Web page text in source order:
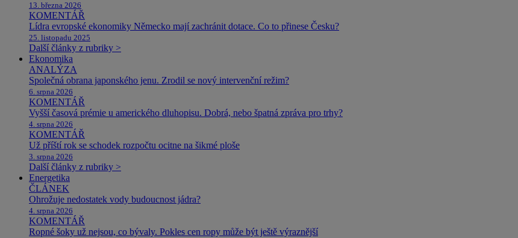
13. března 2026
KOMENTÁŘ
Lídra evropské ekonomiky Německo mají zachránit dotace. Co to přinese Česku?
25. listopadu 2025
Další články z rubriky >
Ekonomika
ANALÝZA
Společná obrana japonského jenu. Zrodil se nový intervenční režim?
6. srpna 2026
KOMENTÁŘ
Vyšší časová prémie u amerického dluhopisu. Dobrá, nebo špatná zpráva pro trhy?
4. srpna 2026
KOMENTÁŘ
Už příští rok se schodek rozpočtu ocitne na šikmé ploše
3. srpna 2026
Další články z rubriky >
Energetika
ČLÁNEK
Ohrožuje nedostatek vody budoucnost jádra?
4. srpna 2026
KOMENTÁŘ
Ropné šoky už nejsou, co bývaly. Pokles cen ropy může být ještě výraznější